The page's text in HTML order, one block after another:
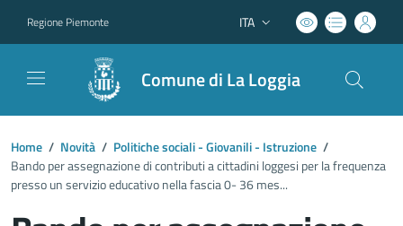
Regione Piemonte Lingua attiva:
ITA
Comune di La Loggia
Home / Novità / Politiche sociali - Giovanili - Istruzione /
Bando per assegnazione di contributi a cittadini loggesi per la frequenza
presso un servizio educativo nella fascia 0- 36 mes...